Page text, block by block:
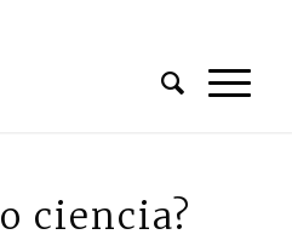
ciencia?